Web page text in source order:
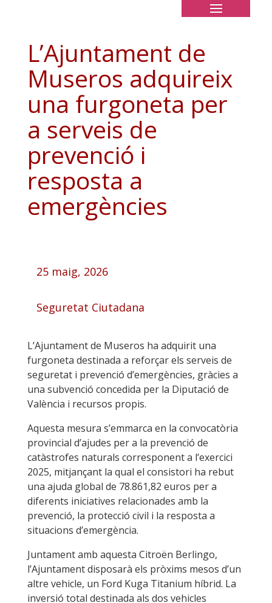
L’Ajuntament de
Museros adquireix
una furgoneta per
a serveis de
prevenció i
resposta a
emergències
25 maig, 2026
Seguretat Ciutadana
L’Ajuntament de Museros ha adquirit una
furgoneta destinada a reforçar els serveis de
seguretat i prevenció d’emergències, gràcies a
una subvenció concedida per la Diputació de
València i recursos propis.
Aquesta mesura s’emmarca en la convocatòria
provincial d’ajudes per a la prevenció de
catàstrofes naturals corresponent a l’exercici
2025, mitjançant la qual el consistori ha rebut
una ajuda global de 78.861,82 euros per a
diferents iniciatives relacionades amb la
prevenció, la protecció civil i la resposta a
situacions d’emergència.
Juntament amb aquesta Citroën Berlingo,
l’Ajuntament disposarà els pròxims mesos d’un
altre vehicle, un Ford Kuga Titanium híbrid. La
inversió total destinada als dos vehicles